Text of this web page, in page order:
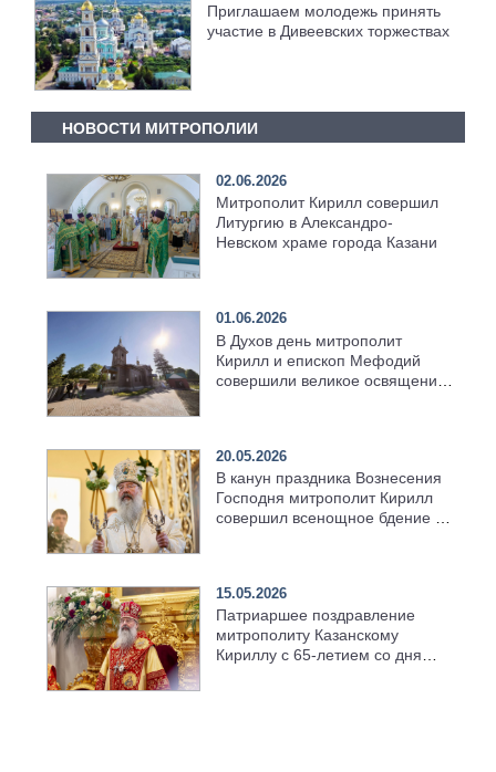
Приглашаем молодежь принять
участие в Дивеевских торжествах
НОВОСТИ МИТРОПОЛИИ
02.06.2026
Митрополит Кирилл совершил
Литургию в Александро-
Невском храме города Казани
01.06.2026
В Духов день митрополит
Кирилл и епископ Мефодий
совершили великое освящение
20.05.2026
В канун праздника Вознесения
Господня митрополит Кирилл
совершил всенощное бдение в
15.05.2026
Патриаршее поздравление
митрополиту Казанскому
Кириллу с 65-летием со дня